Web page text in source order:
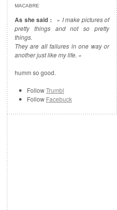
MACABRE
As she said : » I make pictures of
pretty things and not so pretty
things.
They are all failures in one way or
another just like my life. «
humm so good.
FollowTrumbl
Follow Facebuck